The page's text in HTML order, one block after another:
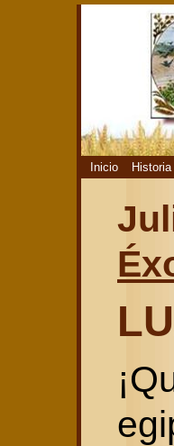
Inicio Historia